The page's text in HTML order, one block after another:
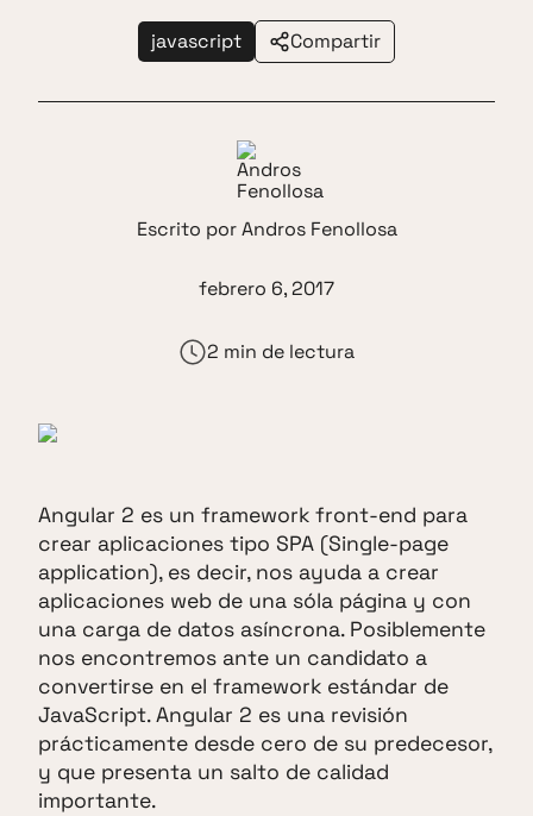
javascript Compartir
Angular 2 es un framework front-end para
crear aplicaciones tipo SPA (Single-page
application), es decir, nos ayuda a crear
aplicaciones web de una sóla página y con
una carga de datos asíncrona. Posiblemente
nos encontremos ante un candidato a
convertirse en el framework estándar de
JavaScript. Angular 2 es una revisión
prácticamente desde cero de su predecesor,
y que presenta un salto de calidad
importante.
Escrito porAndros Fenollosa
febrero 6, 2017
2 min de lectura